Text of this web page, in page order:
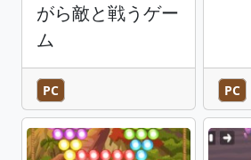
がら敵と戦うゲー
ム
PC PC